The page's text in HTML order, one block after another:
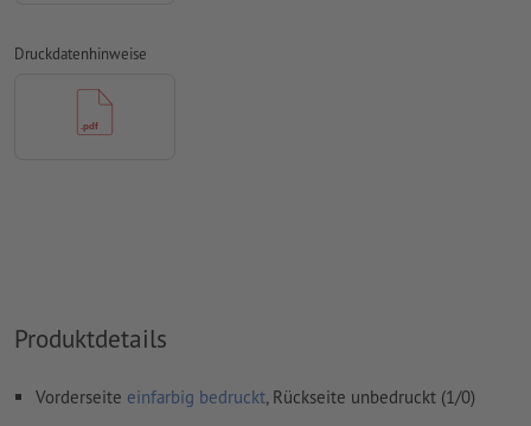
Auflösung:600 dpi
Wie lege ich Druckdaten richtig an?
Druckdatenhinweise
Produktdetails
Vorderseite einfarbig bedruckt, Rückseite unbedruckt (1/0)